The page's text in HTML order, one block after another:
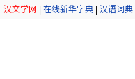
汉文学网 在线新华字典 汉语词典